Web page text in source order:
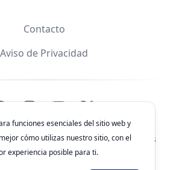
Contacto
Aviso de Privacidad
FacebookInstagramYouTube
X
Química Son's. Todos los derechos
reservados.
funciones esenciales del sitio web y
cómo utilizas nuestro sitio, con el
experiencia posible para ti.